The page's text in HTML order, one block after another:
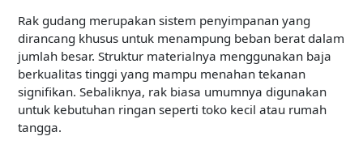
Rak gudang merupakan sistem penyimpanan yang
dirancang khusus untuk menampung beban berat dalam
jumlah besar. Struktur materialnya menggunakan baja
berkualitas tinggi yang mampu menahan tekanan
signifikan. Sebaliknya, rak biasa umumnya digunakan
untuk kebutuhan ringan seperti toko kecil atau rumah
tangga.